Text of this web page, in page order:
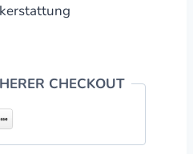
CHECKOUT